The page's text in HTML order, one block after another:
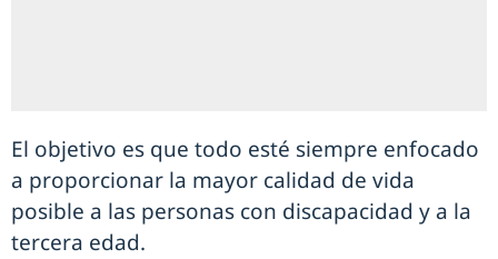
El objetivo es que todo esté siempre enfocado
a proporcionar la mayor calidad de vida
posible a las personas con discapacidad y a la
tercera edad.